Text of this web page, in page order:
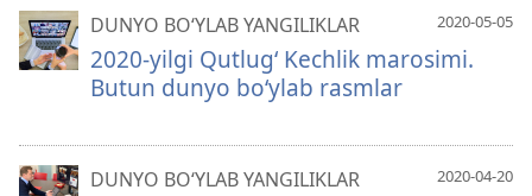
2020-05-05
DUNYO BO‘YLAB YANGILIKLAR
2020-yilgi Qutlug‘ Kechlik marosimi.
Butun dunyo bo‘ylab rasmlar
2020-04-20
DUNYO BO‘YLAB YANGILIKLAR